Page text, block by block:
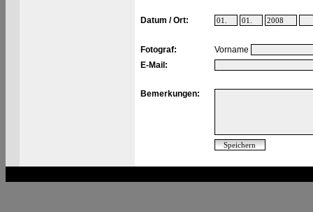
Datum / Ort:
Fotograf:
Vorname
E-Mail:
Bemerkungen: